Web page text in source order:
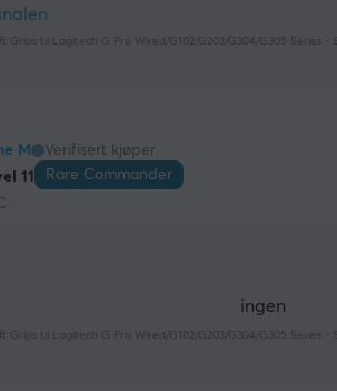
Grips til Logitech G Pro Wired/G102/G203/G304/G305 Series -
M
Verifisert kjøper
11
Rare Commander
ingen
Grips til Logitech G Pro Wired/G102/G203/G304/G305 Series -